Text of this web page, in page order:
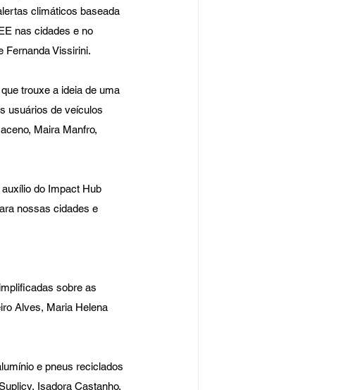
climáticos baseada
nas cidades e no
Fernanda Vissirini.
trouxe a ideia de uma
usuários de veículos
Maira Manfro,
do Impact Hub
nossas cidades e
sobre as
Alves, Maria Helena
e pneus reciclados
Isadora Castanho,